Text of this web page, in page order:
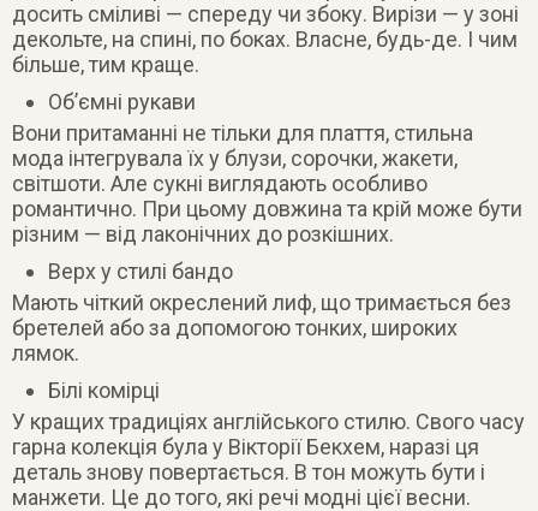
досить сміливі — спереду чи збоку. Вирізи — у зоні
декольте, на спині, по боках. Власне, будь-де. І чим
більше, тим краще.
Об’ємні рукави
Вони притаманні не тільки для плаття, стильна
мода інтегрувала їх у блузи, сорочки, жакети,
світшоти. Але сукні виглядають особливо
романтично. При цьому довжина та крій може бути
різним — від лаконічних до розкішних.
Верх у стилі бандо
Мають чіткий окреслений лиф, що тримається без
бретелей або за допомогою тонких, широких
лямок.
Білі комірці
У кращих традиціях англійського стилю. Свого часу
гарна колекція була у Вікторії Бекхем, наразі ця
деталь знову повертається. В тон можуть бути і
манжети. Це до того, які речі модні цієї весни.